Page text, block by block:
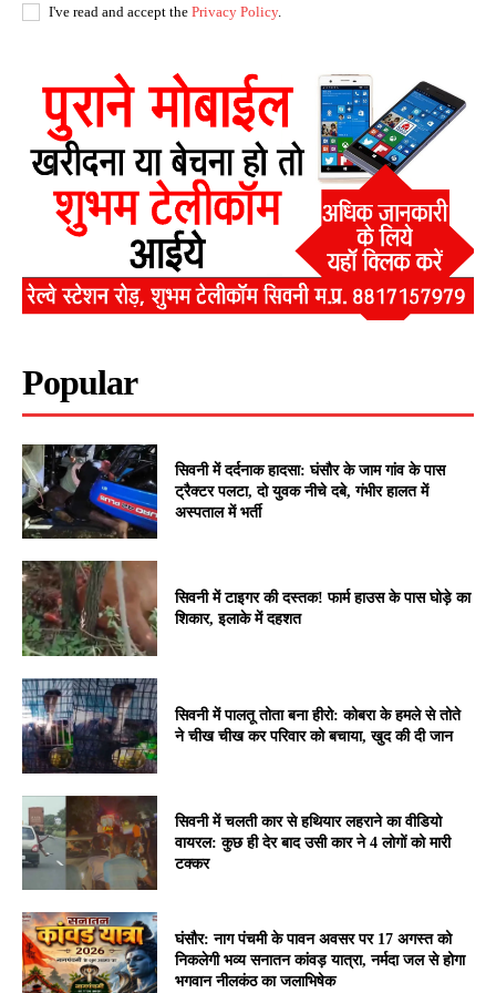
I've read and accept the Privacy Policy.
Popular
सिवनी में दर्दनाक हादसा: घंसौर के जाम गांव के पास
ट्रैक्टर पलटा, दो युवक नीचे दबे, गंभीर हालत में
अस्पताल में भर्ती
सिवनी में टाइगर की दस्तक! फार्म हाउस के पास घोड़े का
शिकार, इलाके में दहशत
सिवनी में पालतू तोता बना हीरो: कोबरा के हमले से तोते
ने चीख चीख कर परिवार को बचाया, खुद की दी जान
सिवनी में चलती कार से हथियार लहराने का वीडियो
वायरल: कुछ ही देर बाद उसी कार ने 4 लोगों को मारी
टक्कर
घंसौर: नाग पंचमी के पावन अवसर पर 17 अगस्त को
निकलेगी भव्य सनातन कांवड़ यात्रा, नर्मदा जल से होगा
भगवान नीलकंठ का जलाभिषेक